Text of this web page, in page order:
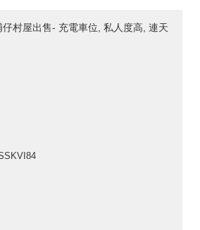
仔村屋出售- 充電車位, 私人度高, 連天